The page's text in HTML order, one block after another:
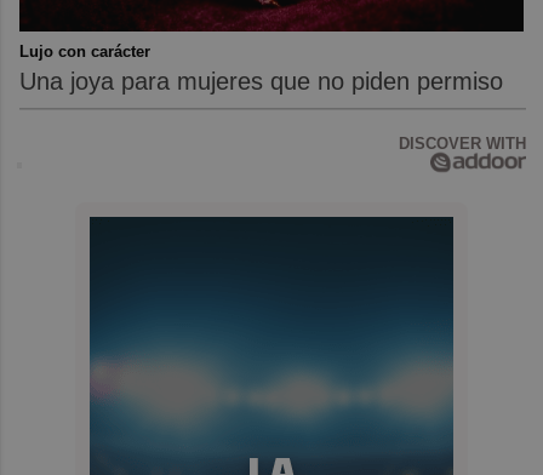
Lujo con carácter
Una joya para mujeres que no piden permiso
DISCOVER WITH